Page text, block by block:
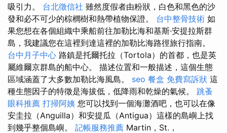
吸引力。 台北徵信社 雖然度假者由粉狀，白色和黑色的沙
發和必不可少的棕櫚樹和熱帶植物保證。 台中整骨技術 如
果您想在各個組織中乘船前往加勒比海和基斯·安提拉斯群
島，我建議您在這裡到達這裡的加勒比海路徑旅行指南。
台中月子中心 路鎮是托爾托拉（Tortola）的首都，也是英
屬維爾京群島的船中心。 描述位置和一般描述，這個生態
區域涵蓋了大多數加勒比海風島。 seo 餐盒 免費寫訴狀 這
種生態因子的特徵是海拔低，低降雨和乾燥的氣候。 跳蚤
眼科推薦 打掃阿姨 您可以找到一個海灘酒吧，也可以在像
安圭拉（Anguilla）和安提瓜（Antigua）這樣的島嶼上找
到幾乎整個島嶼。 記帳服務推薦 Martin，St.，